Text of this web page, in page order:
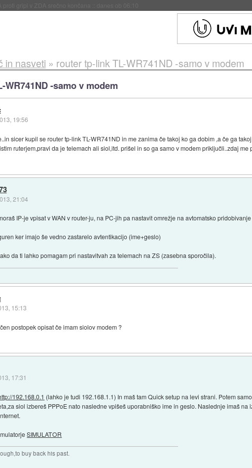
in nasveti » router tp-link TL-WR741ND -samo v modem
-samo v modem
19:56
sicer kupil se router tp-link TL-WR741ND in me zanima če takoj ko ga dobim ,a če ga
ruterjem,pravi da je telemach ali siol,itd. prišel in so ga samo v modem priključli..zdaj
21:04
IP-je vpisat v WAN v router-ju, na PC-jih pa nastavit omrežje na avtomatsko
ker imajo še vedno zastarelo avtentikacijo (ime+geslo)
da ti lahko pomagam pri nastavitvah za telemach na ZS (zasebna sporočila).
15:13
postopek opisat če imam siolov modem ?
17:31
192.168.0.1 (lahko je tudi 192.168.1.1) In maš tam Quick setup na levi strani. Potem
siol izbereš PPPoE nato nasledne vpišeš uporabniško ime in geslo. Naslednje imaš
SIMULATOR
buy back his past.